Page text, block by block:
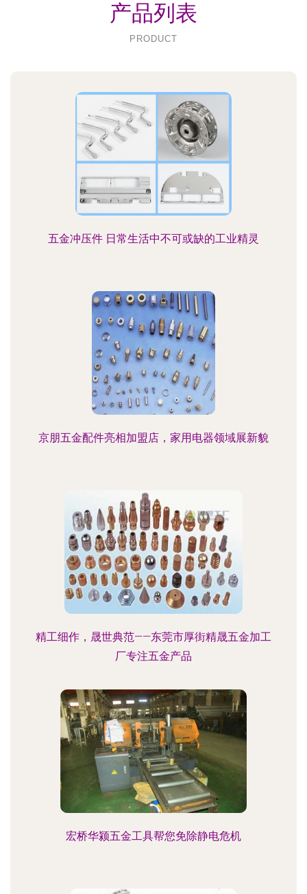
产品列表
PRODUCT
五金冲压件 日常生活中不可或缺的工业精灵
京朋五金配件亮相加盟店，家用电器领域展新貌
精工细作，晟世典范——东莞市厚街精晟五金加工
厂专注五金产品
宏桥华颍五金工具帮您免除静电危机